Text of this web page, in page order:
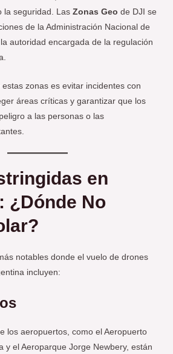
la seguridad. Las Zonas Geo de DJI se
de la Administración Nacional de
autoridad encargada de la regulación
zonas es evitar incidentes con
áreas críticas y garantizar que los
a las personas o las
en
¿Dónde No
notables donde el vuelo de drones
incluyen:
los aeropuertos, como el Aeropuerto
y el Aeroparque Jorge Newbery, están